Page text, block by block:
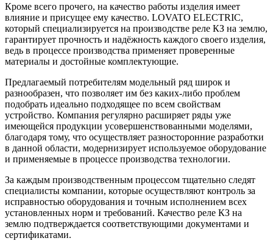
Кроме всего прочего, на качество работы изделия имеет
влияние и присущее ему качество. LOVATO ELECTRIC,
который специализируется на производстве реле КЗ на землю,
гарантирует прочность и надёжность каждого своего изделия,
ведь в процессе производства применяет проверенные
материалы и достойные комплектующие.
Предлагаемый потребителям модельный ряд широк и
разнообразен, что позволяет им без каких-либо проблем
подобрать идеально подходящее по всем свойствам
устройство. Компания регулярно расширяет ряды уже
имеющейся продукции усовершенствованными моделями,
благодаря тому, что осуществляет разносторонние разработки
в данной области, модернизирует используемое оборудование
и применяемые в процессе производства технологии.
За каждым производственным процессом тщательно следят
специалисты компании, которые осуществляют контроль за
исправностью оборудования и точным исполнением всех
установленных норм и требований. Качество реле КЗ на
землю подтверждается соответствующими документами и
сертификатами.